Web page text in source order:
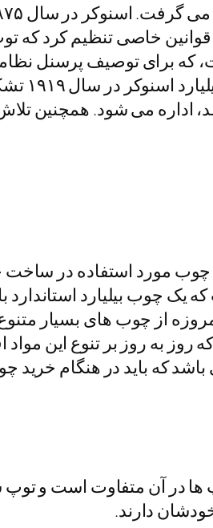
، برای اولین بار توسط افسران ارتش انگلیس مستقر در
قوانین خاصی تنظیم کرد که
که برای توصیف پرسنل
تجربه یا سال اول استفاده می شد. محبوبیت این بازی
اسنوکر اکنون توسط اتحادیه جهانی بیلیارد که در سال ۱۹۶۸ تاسیس شد، اداره می شود.
چوب مورد استفاده در
چوب بیلیارد استاندارد
از چوب های بسیار
به روز بر تنوع این مواد
که باید در هنگام خرید
نوع چیدن توپ ها در آن متفاوت است و